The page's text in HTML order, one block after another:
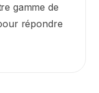
gamme de
répondre